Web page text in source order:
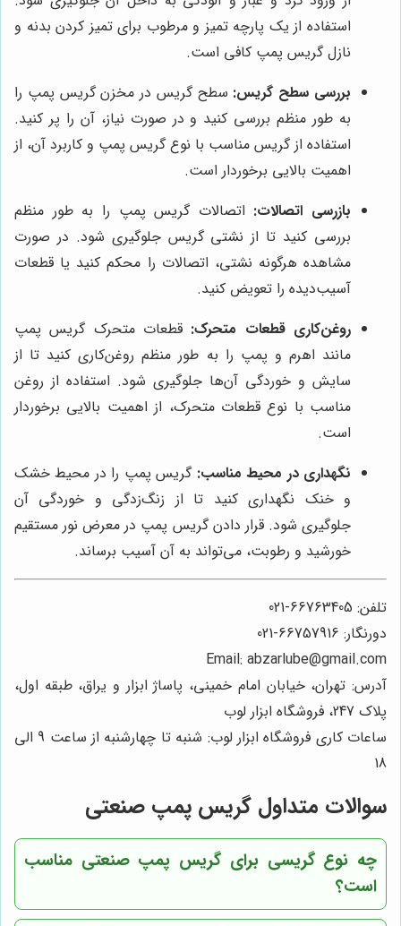
استفاده از یک پارچه تمیز و مرطوب برای تمیز کردن بدنه و
نازل گریس پمپ کافی است.
بررسی سطح گریس: سطح گریس در مخزن گریس پمپ را
به طور منظم بررسی کنید و در صورت نیاز، آن را پر کنید.
استفاده از گریس مناسب با نوع گریس پمپ و کاربرد آن، از
اهمیت بالایی برخوردار است.
بازرسی اتصالات: اتصالات گریس پمپ را به طور منظم
بررسی کنید تا از نشتی گریس جلوگیری شود. در صورت
مشاهده هرگونه نشتی، اتصالات را محکم کنید یا قطعات
آسیب‌دیده را تعویض کنید.
روغن‌کاری قطعات متحرک: قطعات متحرک گریس پمپ
مانند اهرم و پمپ را به طور منظم روغن‌کاری کنید تا از
سایش و خوردگی آن‌ها جلوگیری شود. استفاده از روغن
مناسب با نوع قطعات متحرک، از اهمیت بالایی برخوردار
است.
نگهداری در محیط مناسب: گریس پمپ را در محیط خشک
و خنک نگهداری کنید تا از زنگ‌زدگی و خوردگی آن
جلوگیری شود. قرار دادن گریس پمپ در معرض نور مستقیم
خورشید و رطوبت، می‌تواند به آن آسیب برساند.
تلفن: 66763405-021
دورنگار: 66757916-021
Email: abzarlube@gmail.com
آدرس: تهران، خیابان امام خمینی، پاساژ ابزار و یراق، طبقه اول،
پلاک 247، فروشگاه ابزار لوب
ساعات کاری فروشگاه ابزار لوب: شنبه تا چهارشنبه از ساعت 9 الی
18
سوالات متداول گریس پمپ صنعتی
چه نوع گریسی برای گریس پمپ صنعتی مناسب
است؟